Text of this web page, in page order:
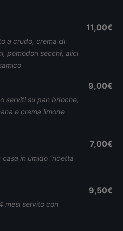
a crudo, crema di
pomodori secchi, alici
11,00€
serviti su pan brioche,
e crema limone
9,00€
in umido “ricetta
7,00€
mesi servito con
9,50€